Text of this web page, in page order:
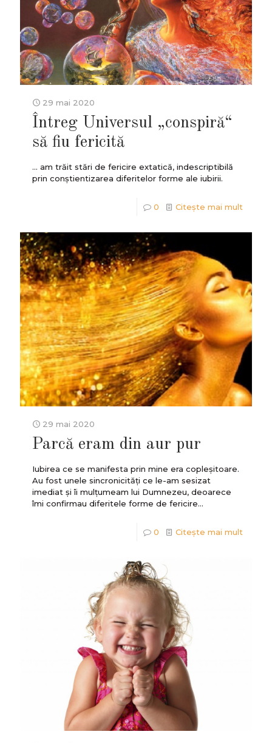
29 mai 2020
Întreg Universul „conspiră“
să fiu fericită
... am trăit stări de fericire extatică, indescriptibilă
prin conștientizarea diferitelor forme ale iubirii.
0 Citește mai mult
29 mai 2020
Parcă eram din aur pur
Iubirea ce se manifesta prin mine era copleșitoare.
Au fost unele sincronicități ce le-am sesizat
imediat și îi mulțumeam lui Dumnezeu, deoarece
îmi confirmau diferitele forme de fericire...
0 Citește mai mult